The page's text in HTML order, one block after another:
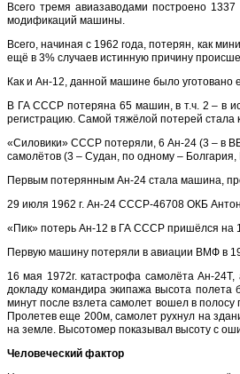
Всего тремя авиазаводами построено
модификаций машины.
Всего, начиная с 1962 года, потерян, как
ещё в 3% случаев истинную причину
Как и Ан-12, данной машине было уготовано
В ГА СССР потеряна 65 машин, в т.ч. 2 – в
регистрацию. Самой тяжёлой потерей стала
«Силовики» СССР потеряли, 6 Ан-24 (3 – в
самолётов (3 – Судан, по одному –
Первым потерянным Ан-24 стала машина,
29 июля 1962 г. Ан-24 CCCP-46708 ОКБ
«Пик» потерь Ан-12 в ГА СССР пришёлся на
Первую машину потеряли в авиации ВМФ в
16 мая 1972г. катастрофа самолёта Ан-
докладу командира экипажа высота
минут после взлета самолет вошел в
Пролетев еще 200м, самолет рухнул на
на земле. Высотомер показывал высоту с
Человеческий фактор